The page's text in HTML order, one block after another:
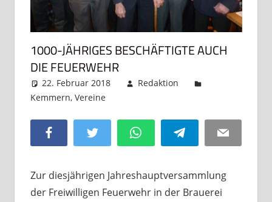
1000-JÄHRIGES BESCHÄFTIGTE AUCH
DIE FEUERWEHR
22. Februar 2018
Redaktion
Kemmern, Vereine
Facebook Twitter WhatsAppTelegram Email
Zur diesjährigen Jahreshauptversammlung
der Freiwilligen Feuerwehr in der Brauerei